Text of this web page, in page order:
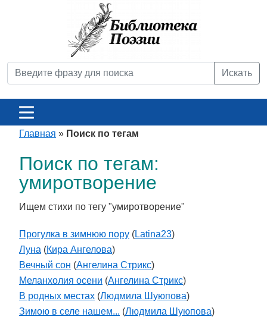
Искать
Главная » Поиск по тегам
Поиск по тегам:
умиротворение
Ищем стихи по тегу "умиротворение"
Прогулка в зимнюю пору (Latina23)
Луна (Кира Ангелова)
Вечный сон (Ангелина Стрикс)
Меланхолия осени (Ангелина Стрикс)
В родных местах (Людмила Шуюпова)
Зимою в селе нашем... (Людмила Шуюпова)